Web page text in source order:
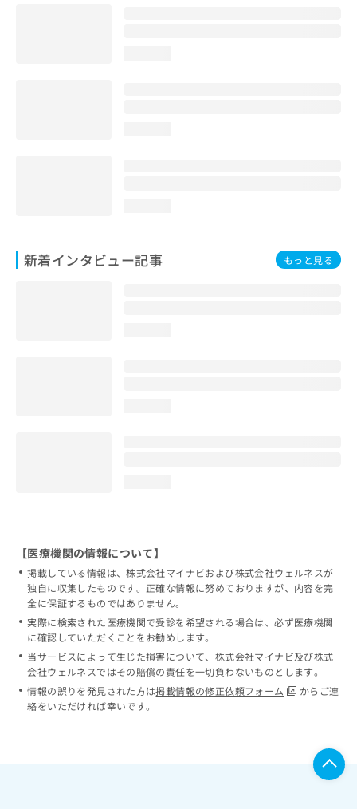
新着インタビュー記事 もっと見る
【医療機関の情報について】
掲載している情報は、株式会社マイナビおよび株式会社ウェルネスが
独自に収集したものです。正確な情報に努めておりますが、内容を完
全に保証するものではありません。
実際に検索された医療機関で受診を希望される場合は、必ず医療機関
に確認していただくことをお勧めします。
当サービスによって生じた損害について、株式会社マイナビ及び株式
会社ウェルネスではその賠償の責任を一切負わないものとします。
情報の誤りを発見された方は掲載情報の修正依頼フォーム
からご連
絡をいただければ幸いです。